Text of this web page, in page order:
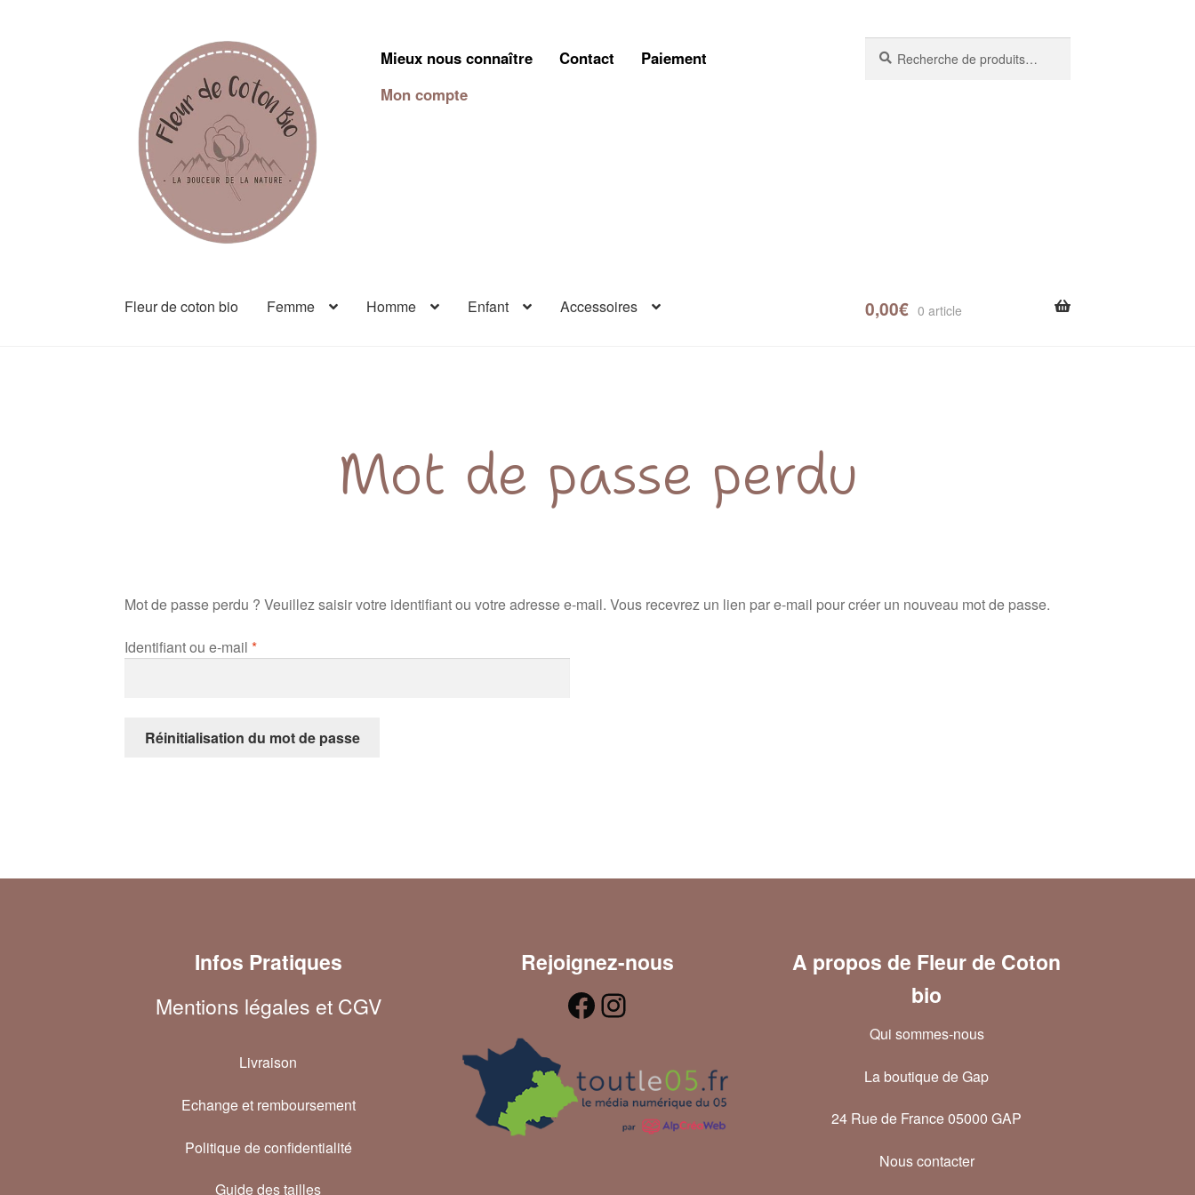
Mieux nous connaître Contact
Paiement
Mon compte
Fleur de coton bio Femme Homme Enfant Accessoires 0,00€ 0 article
Mot de passe perdu
Mot de passe perdu ? Veuillez saisir votre identifiant ou votre adresse e-mail. Vous recevrez un lien par e-mail pour créer un nouveau mot de passe.
Identifiant ou e-mail*
Réinitialisation du mot de passe
Infos Pratiques
Mentions légales et CGV
Livraison
Echange et remboursement
Politique de confidentialité
Guide des tailles
Rejoignez-nous
A propos de Fleur de Coton
bio
Qui sommes-nous
La boutique de Gap
24 Rue de France 05000 GAP
Nous contacter